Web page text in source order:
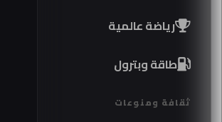
رياضة عالمية
طاقة وبترول
ثقافة ومنوعات